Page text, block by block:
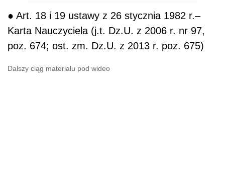
● Art. 18 i 19 ustawy z 26 stycznia 1982 r.–
Karta Nauczyciela (j.t. Dz.U. z 2006 r. nr 97,
poz. 674; ost. zm. Dz.U. z 2013 r. poz. 675)
Dalszy ciąg materiału pod wideo